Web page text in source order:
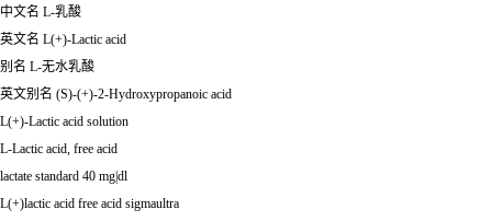
中文名 L-乳酸
英文名 L(+)-Lactic acid
别名 L-无水乳酸
英文别名 (S)-(+)-2-Hydroxypropanoic acid
L(+)-Lactic acid solution
L-Lactic acid, free acid
lactate standard 40 mg|dl
L(+)lactic acid free acid sigmaultra